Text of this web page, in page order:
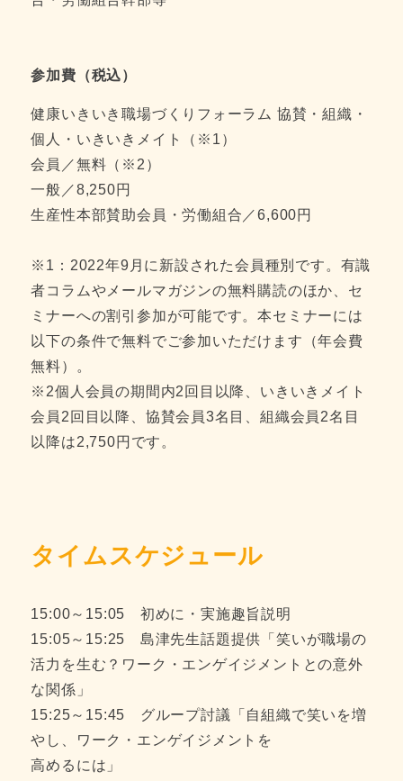
参加費（税込）
健康いきいき職場づくりフォーラム 協賛・組織・
個人・いきいきメイト（※1）
会員／無料（※2）
一般／8,250円
生産性本部賛助会員・労働組合／6,600円
※1：2022年9月に新設された会員種別です。有識
者コラムやメールマガジンの無料購読のほか、セ
ミナーへの割引参加が可能です。本セミナーには
以下の条件で無料でご参加いただけます（年会費
無料）。
※2個人会員の期間内2回目以降、いきいきメイト
会員2回目以降、協賛会員3名目、組織会員2名目
以降は2,750円です。
タイムスケジュール
15:00～15:05 初めに・実施趣旨説明
15:05～15:25 島津先生話題提供「笑いが職場の
活力を生む？ワーク・エンゲイジメントとの意外
な関係」
15:25～15:45 グループ討議「自組織で笑いを増
やし、ワーク・エンゲイジメントを
高めるには」